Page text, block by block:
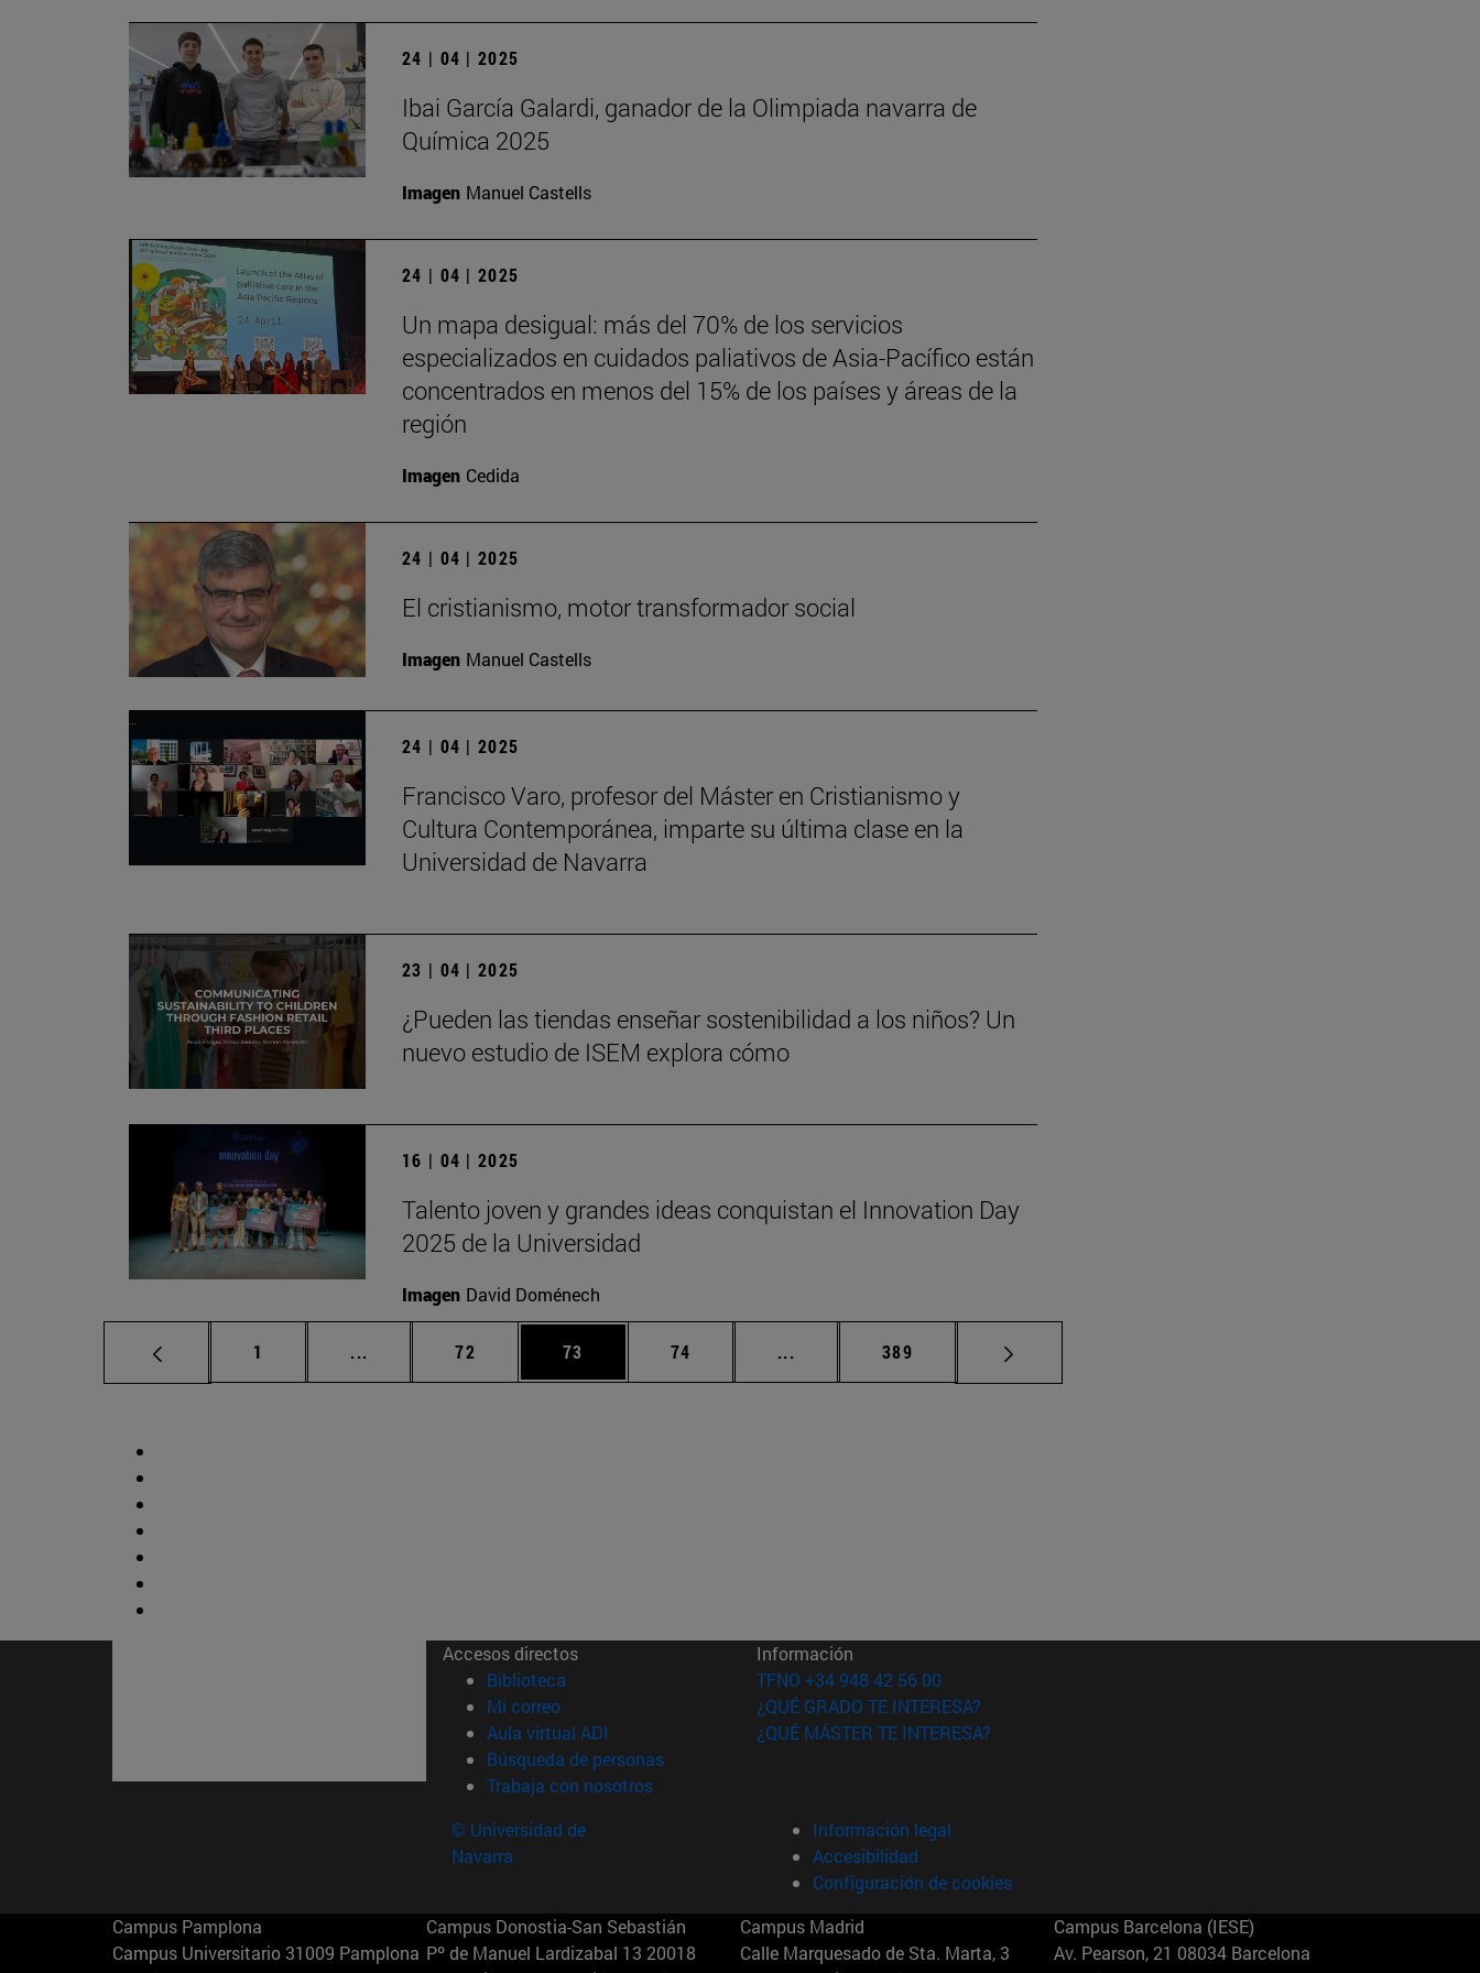
24 | 04 | 2025
Ibai García Galardi, ganador de la Olimpiada navarra de
Química 2025
Imagen Manuel Castells
24 | 04 | 2025
Un mapa desigual: más del 70% de los servicios
especializados en cuidados paliativos de Asia-Pacífico están
concentrados en menos del 15% de los países y áreas de la
región
Imagen Cedida
24 | 04 | 2025
El cristianismo, motor transformador social
Imagen Manuel Castells
24 | 04 | 2025
Francisco Varo, profesor del Máster en Cristianismo y
Cultura Contemporánea, imparte su última clase en la
Universidad de Navarra
23 | 04 | 2025
¿Pueden las tiendas enseñar sostenibilidad a los niños? Un
nuevo estudio de ISEM explora cómo
16 | 04 | 2025
Talento joven y grandes ideas conquistan el Innovation Day
2025 de la Universidad
Imagen David Doménech
Página
1 ... Páginas intermedias Use TAB para desplazarse.
Página
72 Página
73 Página
74 ... Páginas intermedias Use TAB para desplazarse.
Página
389
Accesos directos
Biblioteca (abre en nueva ventana)
Mi correo(abre en nueva ventana)
Aula virtual ADI (abre en nueva ventana)
Búsqueda de personas(abre en nueva ventana)
Trabaja con nosotros(abre en nueva ventana)
Información
TFNO +34 948 42 56 00
¿QUÉ GRADO TE INTERESA?
¿QUÉ MÁSTER TE INTERESA?
© Universidad de
Navarra
Información legal
Accesibilidad
Configuración de cookies
Campus Pamplona
Campus Universitario 31009 Pamplona
Campus Donostia-San Sebastián
Pº de Manuel Lardizabal 13 20018
Campus Madrid
Calle Marquesado de Sta. Marta, 3
Campus Barcelona (IESE)
Av. Pearson, 21 08034 Barcelona